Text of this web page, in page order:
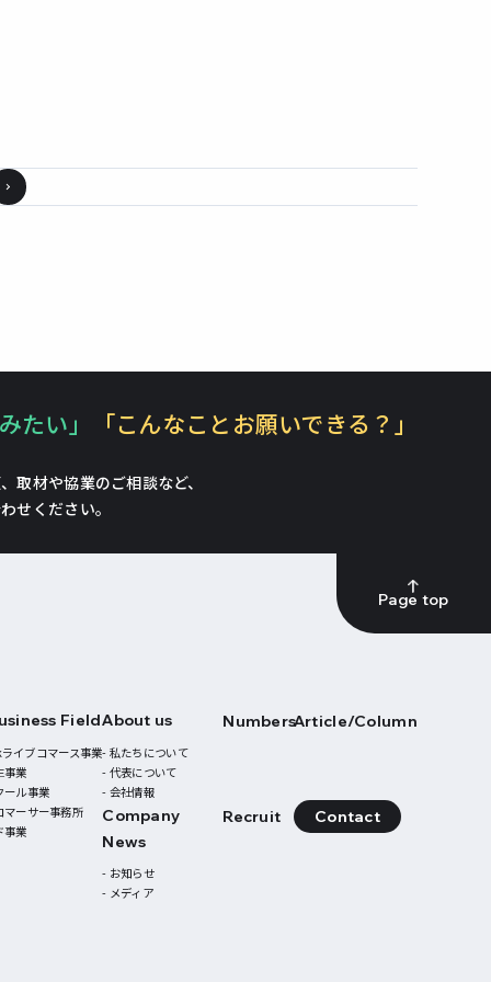
たい」 「こんなことお願いできる？」
取材や協業のご相談など、
せください。
Field
イブコマース事業
事業
ール事業
マーサー事務所
事業
About us
- 私たちについて
- 代表について
- 会社情報
NumbersArticle/Column
Company
News
- お知らせ
- メディア
Recruit Contact
Page top